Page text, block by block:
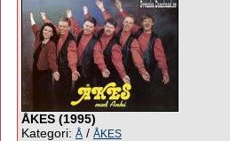
ÅKES (1995)
Kategori: Å / ÅKES